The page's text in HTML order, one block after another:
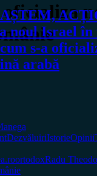
oficializa
noul Israel în
s-a
arabă
DezvăluiriIstorieOpinii
ortodoxRadu